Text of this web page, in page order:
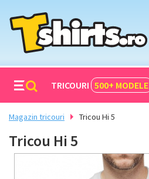
TRICOURI 500+ MODELE
Magazin tricouri Tricou Hi 5
Tricou Hi 5